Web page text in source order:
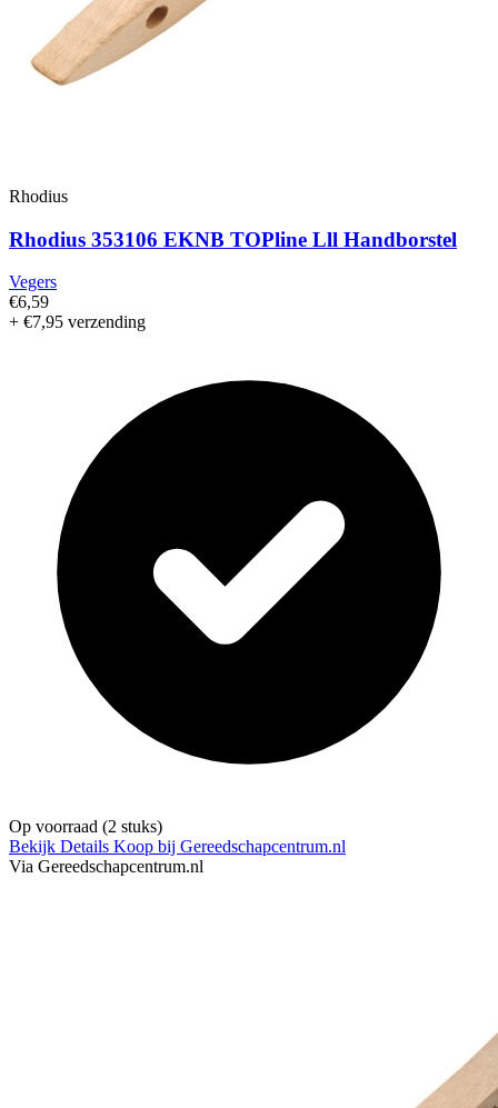
Rhodius
Rhodius 353106 EKNB TOPline Lll Handborstel
Vegers
€6,59
+ €7,95 verzending
Op voorraad (2 stuks)
Bekijk Details Koop bij Gereedschapcentrum.nl
Via Gereedschapcentrum.nl